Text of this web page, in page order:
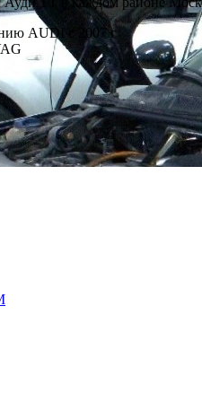
AUDI с 2007 г